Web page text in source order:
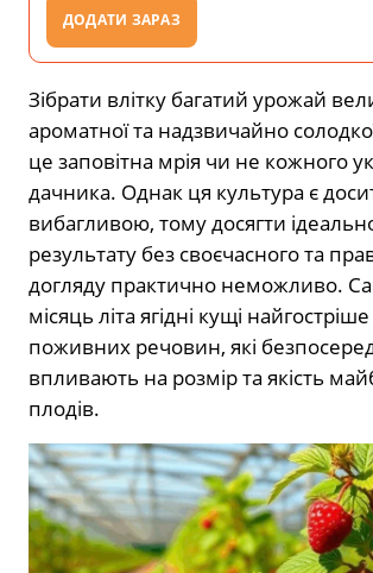
ДОДАТИ ЗАРАЗ
Зібрати влітку багатий урожай
ароматної та надзвичайно
це заповітна мрія чи не кожного
дачника. Однак ця культура є
вибагливою, тому досягти
результату без своєчасного та
догляду практично неможливо.
місяць літа ягідні кущі
поживних речовин, які
впливають на розмір та якість
плодів.